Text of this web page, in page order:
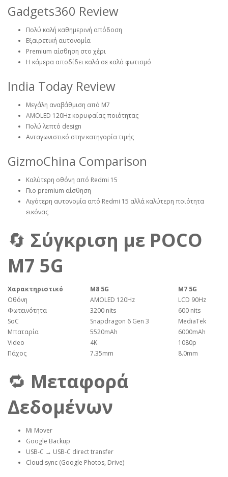
Gadgets360 Review
Πολύ καλή καθημερινή απόδοση
Εξαιρετική αυτονομία
Premium αίσθηση στο χέρι
Η κάμερα αποδίδει καλά σε καλό φωτισμό
India Today Review
Μεγάλη αναβάθμιση από M7
AMOLED 120Hz κορυφαίας ποιότητας
Πολύ λεπτό design
Ανταγωνιστικό στην κατηγορία τιμής
GizmoChina Comparison
Καλύτερη οθόνη από Redmi 15
Πιο premium αίσθηση
Λιγότερη αυτονομία από Redmi 15 αλλά καλύτερη ποιότητα
εικόνας
🔄 Σύγκριση με POCO
M7 5G
Χαρακτηριστικό M8 5G
M7 5G
Οθόνη
AMOLED 120Hz
LCD 90Hz
Φωτεινότητα
3200 nits
600 nits
SoC
Snapdragon 6 Gen 3
MediaTek
Μπαταρία
5520mAh
6000mAh
Video
4K
1080p
Πάχος
7.35mm 8.0mm
🔁 Μεταφορά
Δεδομένων
Mi Mover
Google Backup
USB‑C → USB‑C direct transfer
Cloud sync (Google Photos, Drive)